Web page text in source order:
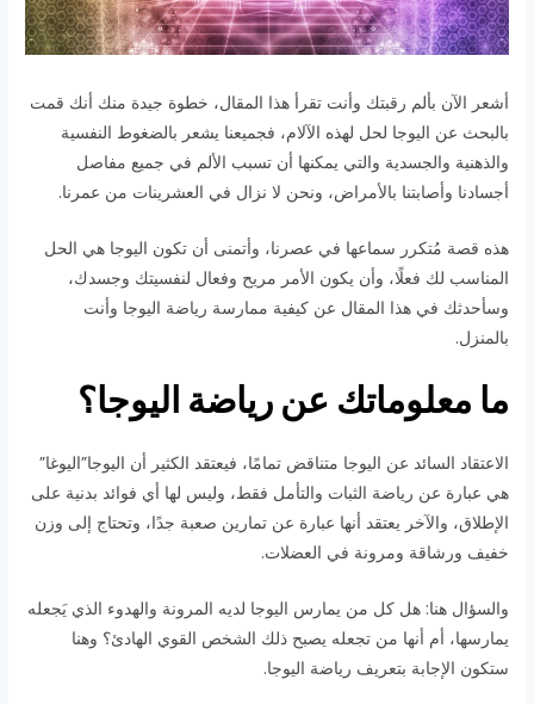
أشعر الآن بألم رقبتك وأنت تقرأ هذا المقال، خطوة جيدة منك أنك قمت
بالبحث عن اليوجا لحل لهذه الآلام، فجميعنا يشعر بالضغوط النفسية
والذهنية والجسدية والتي يمكنها أن تسبب الألم في جميع مفاصل
أجسادنا وأصابتنا بالأمراض، ونحن لا نزال في العشرينات من عمرنا.
هذه قصة مُتكرر سماعها في عصرنا، وأتمنى أن تكون اليوجا هي الحل
المناسب لك فعلًا، وأن يكون الأمر مريح وفعال لنفسيتك وجسدك،
وسأحدثك في هذا المقال عن كيفية ممارسة رياضة اليوجا وأنت
بالمنزل.
ما معلوماتك عن رياضة اليوجا؟
الاعتقاد السائد عن اليوجا متناقض تمامًا، فيعتقد الكثير أن اليوجا”اليوغا”
هي عبارة عن رياضة الثبات والتأمل فقط، وليس لها أي فوائد بدنية على
الإطلاق، والآخر يعتقد أنها عبارة عن تمارين صعبة جدًا، وتحتاج إلى وزن
خفيف ورشاقة ومرونة في العضلات.
والسؤال هنا: هل كل من يمارس اليوجا لديه المرونة والهدوء الذي يَجعله
يمارسها، أم أنها من تجعله يصبح ذلك الشخص القوي الهادئ؟ وهنا
ستكون الإجابة بتعريف رياضة اليوجا.